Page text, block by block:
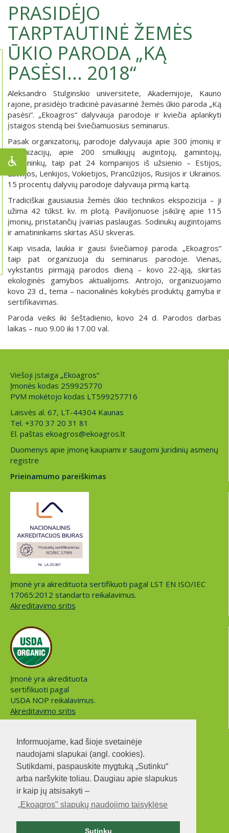
Informuojame, kad šioje svetainėje
naudojami slapukai (angl. cookies).
Sutikdami, paspauskite mygtuką „Sutinku“
arba naršykite toliau. Daugiau apie slapukus
ir kaip jų atsisakyti –
„Ekoagros" slapukų naudojimo taisyklėse
Sutinku
PRASIDĖJO
TARPTAUTINĖ ŽEMĖS
ŪKIO PARODA „KĄ
PASĖSI... 2018“
Aleksandro Stulginskio universitete, Akademijoje, Kauno
rajone, prasidėjo tradicinė pavasarinė žemės ūkio paroda „Ką
pasėsi“. „Ekoagros“ dalyvauja parodoje ir kviečia aplankyti
įstaigos stendą bei šviečiamuosius seminarus.
Pasak organizatorių, parodoje dalyvauja apie 300 įmonių ir
organizacijų, apie 200 smulkiųjų augintojų, gamintojų,
amatininkų, taip pat 24 kompanijos iš užsienio – Estijos,
Latvijos, Lenkijos, Vokietijos, Prancūzijos, Rusijos ir Ukrainos.
15 procentų dalyvių parodoje dalyvauja pirmą kartą.
Tradiciškai gausiausia žemės ūkio technikos ekspozicija – ji
užima 42 tūkst. kv. m plotą. Paviljonuose įsikūrę apie 115
įmonių, pristatančių įvairias paslaugas. Sodinukų augintojams
ir amatininkams skirtas ASU skveras.
Kaip visada, laukia ir gausi šviečiamoji paroda. „Ekoagros“
taip pat organizuoja du seminarus parodoje. Vienas,
vykstantis pirmąją parodos dieną – kovo 22-ąją, skirtas
ekologinės gamybos aktualijoms. Antrojo, organizuojamo
kovo 23 d., tema – nacionalinės kokybės produktų gamyba ir
sertifikavimas.
Paroda veiks iki šeštadienio, kovo 24 d. Parodos darbas
laikas – nuo 9.00 iki 17.00 val.
Viešoji įstaiga „Ekoagros“
Įmonės kodas 259925770
PVM mokėtojo kodas LT599257716
Laisvės al. 67, LT-44304 Kaunas
Tel. +370 37 20 31 81
El. paštas ekoagros@ekoagros.lt
Duomenys apie įmonę kaupiami ir saugomi Juridinių asmenų
registre
Prieinamumo pareiškimas
Įmonė yra akredituota sertifikuoti pagal LST EN ISO/IEC
17065:2012 standarto reikalavimus.
Akreditavimo sritis
Įmonė yra akredituota
sertifikuoti pagal
USDA NOP reikalavimus.
Akreditavimo sritis
„Ekoagros“ pasitikėjimo linija
Tel. +370 700 55006
Anonimiškai informaciją
galite teikti visą parą.